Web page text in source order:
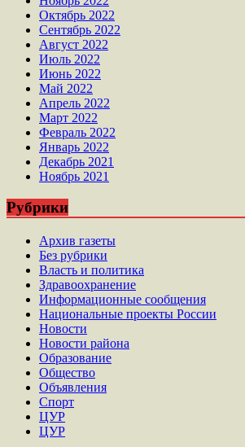
Октябрь 2022
Сентябрь 2022
Август 2022
Июль 2022
Июнь 2022
Май 2022
Апрель 2022
Март 2022
Февраль 2022
Январь 2022
Декабрь 2021
Ноябрь 2021
Рубрики
Архив газеты
Без рубрики
Власть и политика
Здравоохранение
Информационные сообщения
Национальные проекты России
Новости
Новости района
Образование
Общество
Объявления
Спорт
ЦУР
ЦУР